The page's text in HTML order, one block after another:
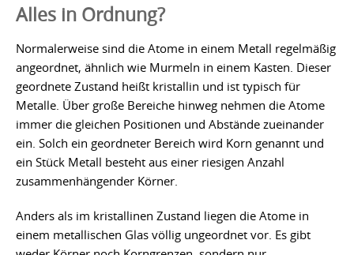
Alles in Ordnung?
Normalerweise sind die Atome in einem Metall regelmäßig
angeordnet, ähnlich wie Murmeln in einem Kasten. Dieser
geordnete Zustand heißt kristallin und ist typisch für
Metalle. Über große Bereiche hinweg nehmen die Atome
immer die gleichen Positionen und Abstände zueinander
ein. Solch ein geordneter Bereich wird Korn genannt und
ein Stück Metall besteht aus einer riesigen Anzahl
zusammenhängender Körner.
Anders als im kristallinen Zustand liegen die Atome in
einem metallischen Glas völlig ungeordnet vor. Es gibt